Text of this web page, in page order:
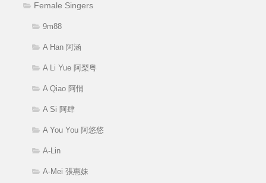
Female Singers
9m88
A Han 阿涵
A Li Yue 阿梨粤
A Qiao 阿悄
A Si 阿肆
A You You 阿悠悠
A-Lin
A-Mei 張惠妹